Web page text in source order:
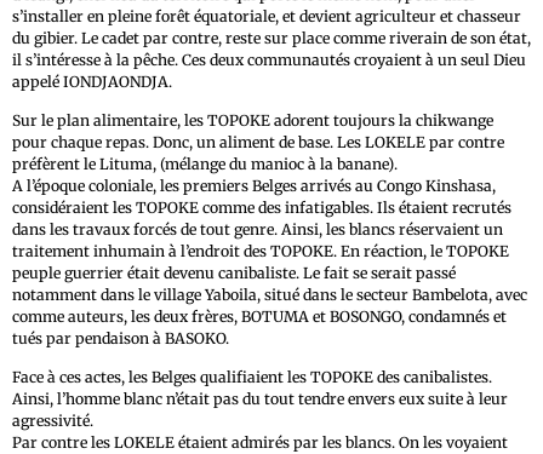
s’installer en pleine forêt équatoriale, et devient agriculteur et chasseur
du gibier. Le cadet par contre, reste sur place comme riverain de son état,
il s’intéresse à la pêche. Ces deux communautés croyaient à un seul Dieu
appelé IONDJAONDJA.
Sur le plan alimentaire, les TOPOKE adorent toujours la chikwange
pour chaque repas. Donc, un aliment de base. Les LOKELE par contre
préfèrent le Lituma, (mélange du manioc à la banane).
A l’époque coloniale, les premiers Belges arrivés au Congo Kinshasa,
considéraient les TOPOKE comme des infatigables. Ils étaient recrutés
dans les travaux forcés de tout genre. Ainsi, les blancs réservaient un
traitement inhumain à l’endroit des TOPOKE. En réaction, le TOPOKE
peuple guerrier était devenu canibaliste. Le fait se serait passé
notamment dans le village Yaboila, situé dans le secteur Bambelota, avec
comme auteurs, les deux frères, BOTUMA et BOSONGO, condamnés et
tués par pendaison à BASOKO.
Face à ces actes, les Belges qualifiaient les TOPOKE des canibalistes.
Ainsi, l’homme blanc n’était pas du tout tendre envers eux suite à leur
agressivité.
Par contre les LOKELE étaient admirés par les blancs. On les voyaient